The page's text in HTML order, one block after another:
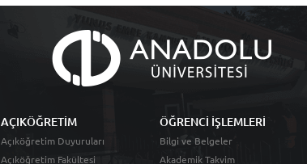
AÇIKÖĞRETİM
Açıköğretim Duyuruları
Açıköğretim Fakültesi
ÖĞRENCİ İŞLEMLERİ
Bilgi ve Belgeler
Akademik Takvim